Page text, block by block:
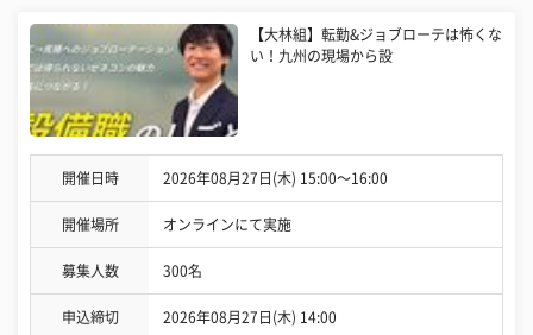
【大林組】転勤&ジョブローテは怖くな
い！九州の現場から設
開催日時 2026年08月27日(木) 15:00〜16:00
開催場所 オンラインにて実施
募集人数 300名
申込締切 2026年08月27日(木) 14:00